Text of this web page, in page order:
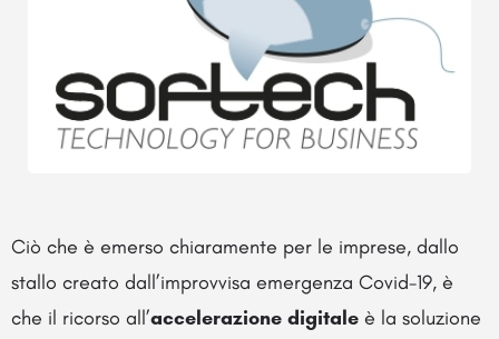
Ciò che è emerso chiaramente per le imprese, dallo
stallo creato dall’improvvisa emergenza Covid-19, è
che il ricorso all’accelerazione digitale è la soluzione